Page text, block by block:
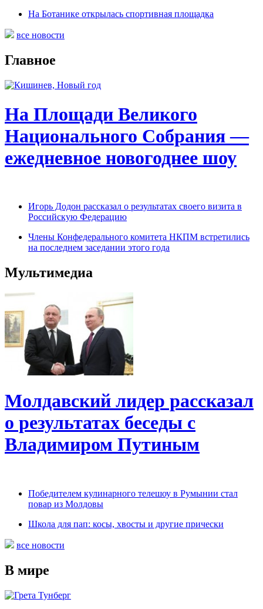
На Ботанике открылась спортивная площадка
все новости
Главное
На Площади Великого
Национального Собрания —
ежедневное новогоднее шоу
Игорь Додон рассказал о результатах своего визита в
Российскую Федерацию
Члены Конфедерального комитета НКПМ встретились
на последнем заседании этого года
Мультимедиа
Молдавский лидер рассказал
о результатах беседы с
Владимиром Путиным
Победителем кулинарного телешоу в Румынии стал
повар из Молдовы
Школа для пап: косы, хвосты и другие прически
все новости
В мире